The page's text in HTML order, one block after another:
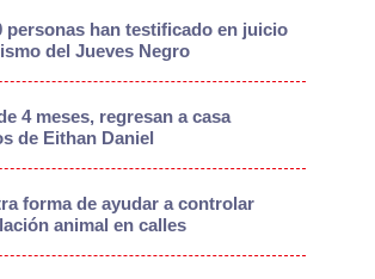
personas han testificado en juicio
del Jueves Negro
4 meses, regresan a casa
de Eithan Daniel
forma de ayudar a controlar
animal en calles